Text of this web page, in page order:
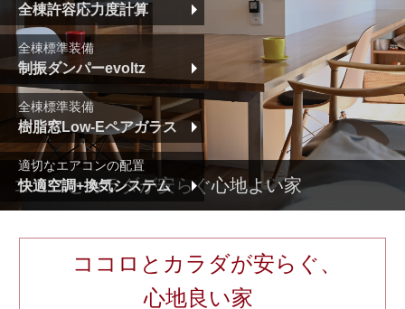
全棟許容応力度計算
全棟標準装備
制振ダンパーevoltz
全棟標準装備
樹脂窓Low-Eペアガラス
適切なエアコンの配置
快適空調+換気システム
ココロとカラダが安らぐ心地よい家
ココロとカラダが安らぐ、
心地良い家